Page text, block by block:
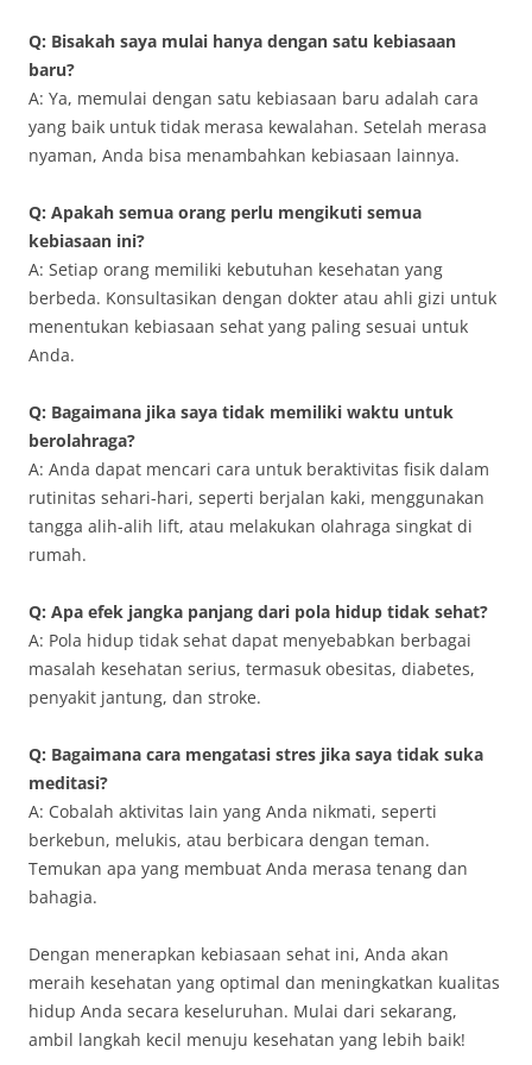
Q: Bisakah saya mulai hanya dengan satu kebiasaan
baru?
A: Ya, memulai dengan satu kebiasaan baru adalah cara
yang baik untuk tidak merasa kewalahan. Setelah merasa
nyaman, Anda bisa menambahkan kebiasaan lainnya.
Q: Apakah semua orang perlu mengikuti semua
kebiasaan ini?
A: Setiap orang memiliki kebutuhan kesehatan yang
berbeda. Konsultasikan dengan dokter atau ahli gizi untuk
menentukan kebiasaan sehat yang paling sesuai untuk
Anda.
Q: Bagaimana jika saya tidak memiliki waktu untuk
berolahraga?
A: Anda dapat mencari cara untuk beraktivitas fisik dalam
rutinitas sehari-hari, seperti berjalan kaki, menggunakan
tangga alih-alih lift, atau melakukan olahraga singkat di
rumah.
Q: Apa efek jangka panjang dari pola hidup tidak sehat?
A: Pola hidup tidak sehat dapat menyebabkan berbagai
masalah kesehatan serius, termasuk obesitas, diabetes,
penyakit jantung, dan stroke.
Q: Bagaimana cara mengatasi stres jika saya tidak suka
meditasi?
A: Cobalah aktivitas lain yang Anda nikmati, seperti
berkebun, melukis, atau berbicara dengan teman.
Temukan apa yang membuat Anda merasa tenang dan
bahagia.
Dengan menerapkan kebiasaan sehat ini, Anda akan
meraih kesehatan yang optimal dan meningkatkan kualitas
hidup Anda secara keseluruhan. Mulai dari sekarang,
ambil langkah kecil menuju kesehatan yang lebih baik!